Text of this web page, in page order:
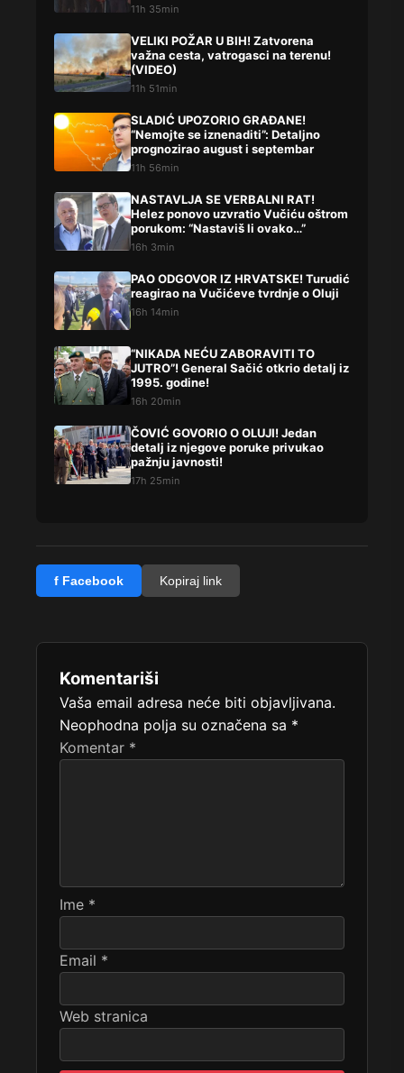
11h 35min
VELIKI POŽAR U BIH! Zatvorena
važna cesta, vatrogasci na terenu!
(VIDEO)
11h 51min
SLADIĆ UPOZORIO GRAĐANE!
“Nemojte se iznenaditi”: Detaljno
prognozirao august i septembar
11h 56min
NASTAVLJA SE VERBALNI RAT!
Helez ponovo uzvratio Vučiću oštrom
porukom: “Nastaviš li ovako…”
16h 3min
PAO ODGOVOR IZ HRVATSKE! Turudić
reagirao na Vučićeve tvrdnje o Oluji
16h 14min
“NIKADA NEĆU ZABORAVITI TO
JUTRO”! General Sačić otkrio detalj iz
1995. godine!
16h 20min
ČOVIĆ GOVORIO O OLUJI! Jedan
detalj iz njegove poruke privukao
pažnju javnosti!
17h 25min
f Facebook Kopiraj link
Komentariši
Vaša email adresa neće biti objavljivana.
Neophodna polja su označena sa *
Komentar *
Ime *
Email *
Web stranica